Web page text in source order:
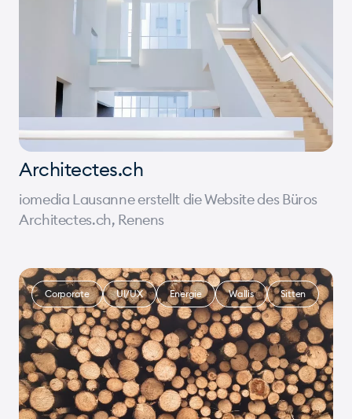
Architectes.ch
iomedia Lausanne erstellt die Website des Büros
Architectes.ch, Renens
Corporate UI/UX Energie Wallis Sitten